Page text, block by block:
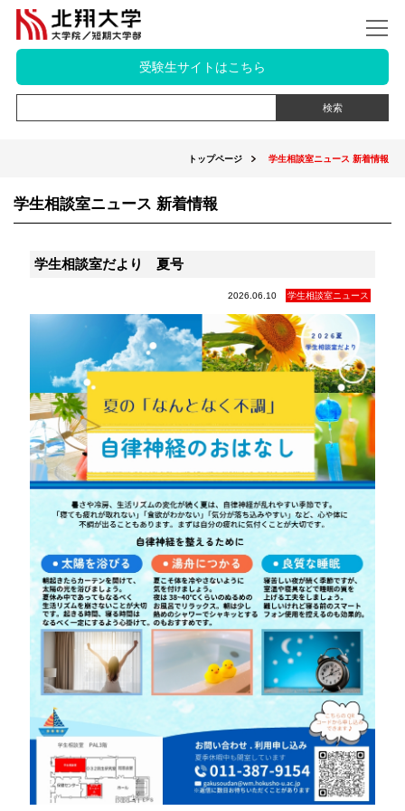
受験生サイトはこちら
トップページ 学生相談室ニュース 新着情報
学生相談室ニュース 新着情報
学生相談室だより 夏号
2026.06.10 学生相談室ニュース